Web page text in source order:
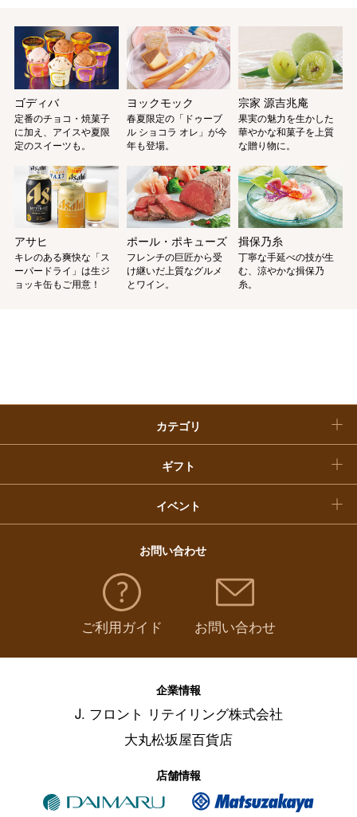
ゴディバ
定番のチョコ・焼菓子
に加え、アイスや夏限
定のスイーツも。
ヨックモック
春夏限定の「ドゥーブ
ル ショコラ オレ」が今
年も登場。
宗家 源吉兆庵
果実の魅力を生かした
華やかな和菓子を上質
な贈り物に。
アサヒ
キレのある爽快な「ス
ーパードライ」は生ジ
ョッキ缶もご用意！
ポール・ポキューズ
フレンチの巨匠から受
け継いだ上質なグルメ
とワイン。
揖保乃糸
丁寧な手延べの技が生
む、涼やかな揖保乃
糸。
カテゴリ
フード＆スイーツ
ビューティー
ファッション
ホーム＆インテリア
ベビー＆キッズ
ギフト
大丸・松坂屋のギフト
出産内祝い
結婚内祝い
お香典返し
イベント
バレンタインチョコレート
ホワイトデー
母の日
父の日
お中元
敬老の日
福袋
お問い合わせ
ご利用ガイド お問い合わせ
企業情報
J. フロント リテイリング株式会社
大丸松坂屋百貨店
店舗情報